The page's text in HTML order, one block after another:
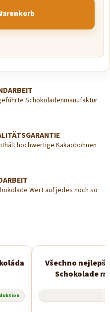
Schokoladenmanufaktur
hochwertige Kakaobohnen
Wert auf jedes noch so
Neu
Všechno nejlepší
Schokolade